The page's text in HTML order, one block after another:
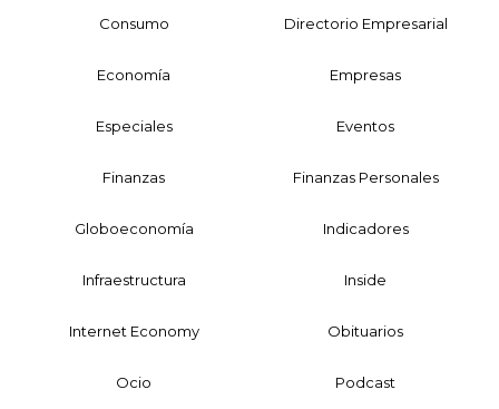
Consumo Directorio Empresarial
Economía Empresas
Especiales Eventos
Finanzas Finanzas Personales
Globoeconomía Indicadores
Infraestructura Inside
Internet Economy Obituarios
Ocio Podcast